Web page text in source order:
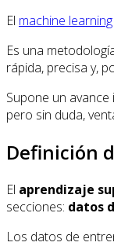
El machine learning
Es una
rápida, precisa y,
Supone un
pero sin duda,
Definición
El aprendizaje
secciones: datos
Los datos de